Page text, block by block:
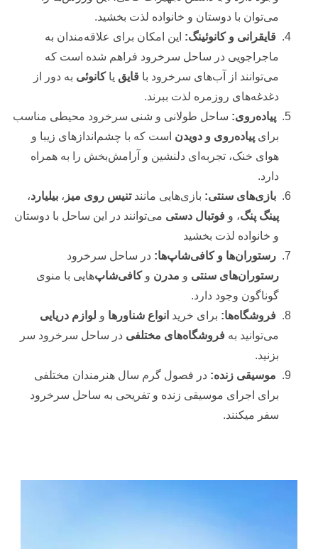
می‌توان با دوستان و خانواده لذت بخشید.
قایقرانی و کانوئینگ: این امکان برای علاقه‌مندان به
ماجراجویی در ساحل سرخرود فراهم شده است که
می‌توانند از آب‌های سرخرود با قایق یاکانوئی به دور از
دغدغه‌های روزمره لذت ببرند.
پیاده‌روی: ساحل طولانی و شنی سرخرود محیطی مناسب
برای پیاده‌روی و دویدن است که با چشم‌اندازهای زیبا و
هوای خنک، تجربه‌ای دلنشین و آرامش‌بخش را به همراه
دارد.
بازی‌های سنتی: بازی‌هایی مانندتنیس روی میز ، بیلیارد،
پینگ پنگ، و فوتبال دستی می‌توانند در این ساحل با دوستان
و خانواده لذت بخشید
رستوران‌ها و کافی‌شاپ‌ها: در ساحل سرخرود
رستوران‌های سنتی و مدرن و کافی‌شاپ‌هایی با منوی
گوناگون وجود دارد.
فروشگاه‌ها: برای خرید انواع شناورها و لوازم دریایی
می‌توانید به فروشگاه‌های مختلفی در ساحل سرخرود سر
بزنید.
موسیقی زنده: در فصول گرم سال هنرمندان مختلفی
برای اجرای موسیقی زنده و تفریحی به ساحل سرخرود
سفر میکنند.